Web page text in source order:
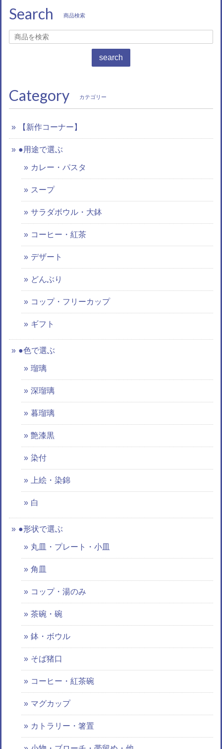
Search 商品検索
search
Category カテゴリー
【新作コーナー】
●用途で選ぶ
カレー・パスタ
スープ
サラダボウル・大鉢
コーヒー・紅茶
デザート
どんぶり
コップ・フリーカップ
ギフト
●色で選ぶ
瑠璃
深瑠璃
暮瑠璃
艶漆黒
染付
上絵・染錦
白
●形状で選ぶ
丸皿・プレート・小皿
角皿
コップ・湯のみ
茶碗・碗
鉢・ボウル
そば猪口
コーヒー・紅茶碗
マグカップ
カトラリー・箸置